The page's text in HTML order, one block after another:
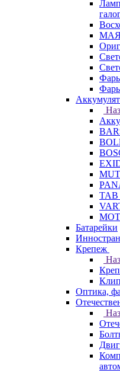
TAB
Батарейки
Крепеж
Оптика,